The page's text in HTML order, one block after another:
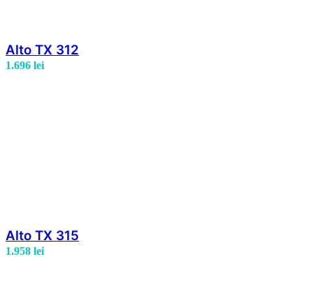
Alto TX 312
1.696 lei
Alto TX 315
1.958 lei